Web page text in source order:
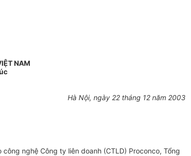
NAM
Hà Nội, ngày 22 tháng 12 năm 2003
nghệ Công ty liên doanh (CTLD) Proconco, Tổng